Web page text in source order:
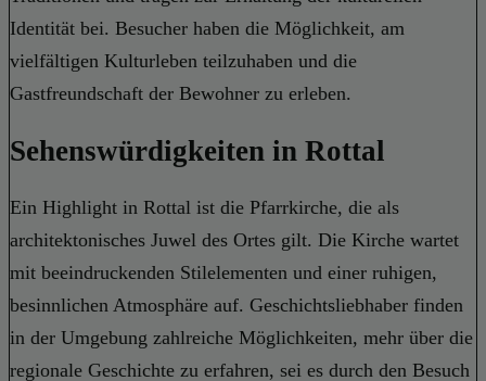
Identität bei. Besucher haben die Möglichkeit, am
vielfältigen Kulturleben teilzuhaben und die
Gastfreundschaft der Bewohner zu erleben.
Sehenswürdigkeiten in Rottal
Ein Highlight in Rottal ist die Pfarrkirche, die als
architektonisches Juwel des Ortes gilt. Die Kirche wartet
mit beeindruckenden Stilelementen und einer ruhigen,
besinnlichen Atmosphäre auf. Geschichtsliebhaber finden
in der Umgebung zahlreiche Möglichkeiten, mehr über die
regionale Geschichte zu erfahren, sei es durch den Besuch